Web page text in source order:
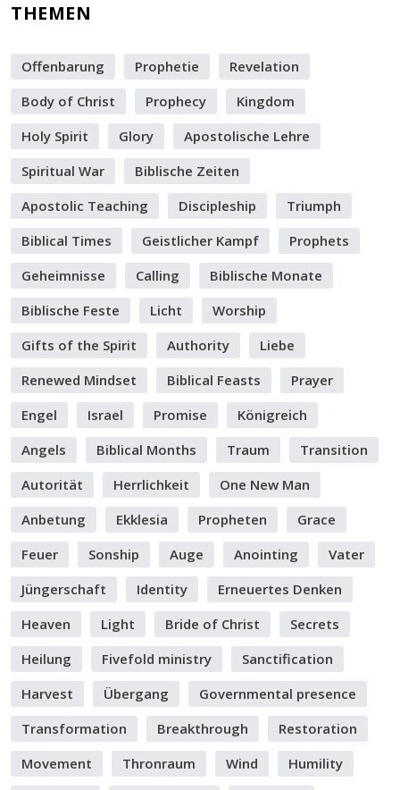
THEMEN
Offenbarung Prophetie
Revelation
Body of Christ
Prophecy
Kingdom
Holy Spirit
Glory
Apostolische Lehre
Spiritual War
Biblische Zeiten
Apostolic Teaching
Discipleship
Triumph
Biblical Times
Geistlicher Kampf
Prophets
Geheimnisse
Calling
Biblische Monate
Biblische Feste
Licht
Worship
Gifts of the Spirit
Authority
Liebe
Renewed Mindset
Biblical Feasts
Prayer
Engel
Israel Promise
Königreich
Angels
Biblical Months Traum
Transition
Autorität
Herrlichkeit
One New Man
Anbetung
Ekklesia Propheten
Grace
Feuer
Sonship Auge Anointing
Vater
Jüngerschaft
Identity
Erneuertes Denken
Heaven
Light Bride of Christ
Secrets
Heilung
Fivefold ministry
Sanctification
Harvest
Übergang
Governmental presence
Transformation
Breakthrough
Restoration
Movement
Thronraum Wind
Humility